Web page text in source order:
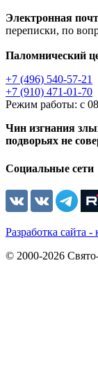
Электронная
переписки, по
Паломнический
+7 (496) 540-57-21
+7 (910) 471-01-70
Режим работы: с
Чин изгнания
подворьях не
Социальные сети
Разработка сайта
© 2000-2026